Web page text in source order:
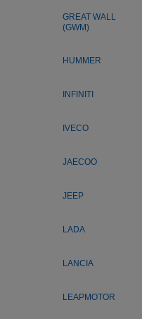
GREAT WALL
(GWM)
HUMMER
INFINITI
IVECO
JAECOO
JEEP
LADA
LANCIA
LEAPMOTOR